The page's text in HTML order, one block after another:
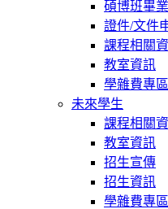
碩博班畢業
證件/文件
課程相關
教室資訊
學雜費專區
未來學生
課程相關
教室資訊
招生宣傳
招生資訊
學雜費專區